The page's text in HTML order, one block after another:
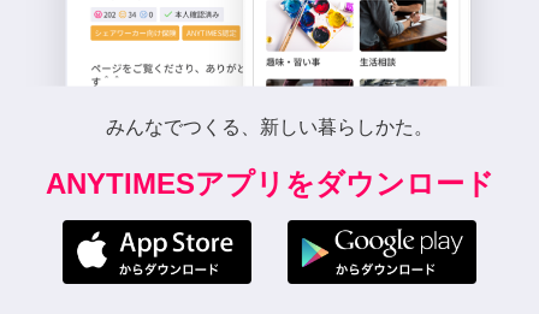
みんなでつくる、新しい暮らしかた。
ANYTIMESアプリをダウンロード